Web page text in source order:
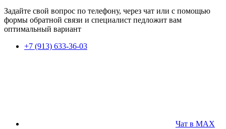
Задайте свой вопрос по телефону, через чат или с помощью
формы обратной связи и специалист педложит вам
оптимальный вариант
+7 (913) 633-36-03
Чат в MAX